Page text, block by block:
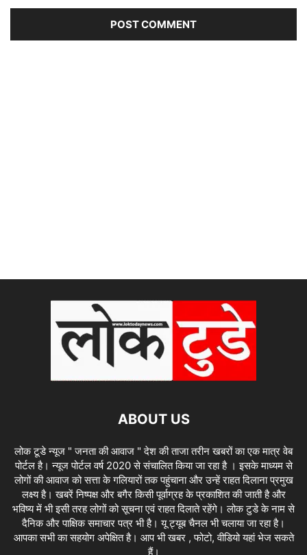
ABOUT US
लोक टूडे न्यूज " जनता की आवाज " देश की ताजा तरीन खबरों का एक मात्र वेब
पोर्टल है। न्यूज पोर्टल वर्ष 2020 से संचालित किया जा रहा है । इसके माध्यम से
लोगों की आवाज को सत्ता के गलियारों तक पहुंचाना और उन्हें राहत दिलाना प्रमुख
लक्ष्य है। खबरें निष्पक्ष और बगैर किसी पूर्वाग्रह के प्रकाशित की जाती है और
भविष्य में भी इसी तरह लोगों को सूचना एवं राहत दिलाते रहेंगे। लोक टुडे के नाम से
दैनिक और पाक्षिक समाचार पत्र भी है। यू ट्यूब चैनल भी चलाया जा रहा है।
आपका सभी का सहयोग अपेक्षित है। आप भी खबर , फोटो, वीडियो यहां भेज सकते
हैं।